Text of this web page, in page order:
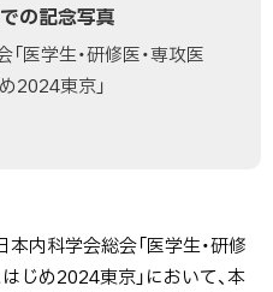
の記念写真
医学生・研修医・専攻医
2024東京」
内科学会総会「医学生・研修
じめ2024東京」において、本